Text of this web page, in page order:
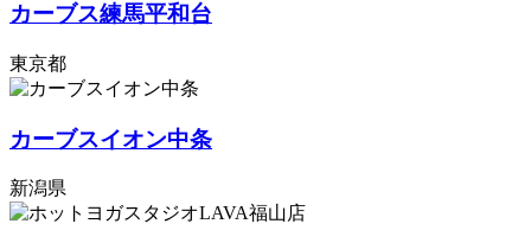
カーブス練馬平和台
東京都
カーブスイオン中条
新潟県